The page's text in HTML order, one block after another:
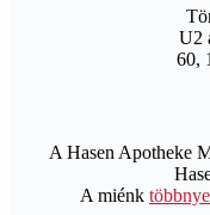
U2
60,
A Hasen Apotheke
A miénk